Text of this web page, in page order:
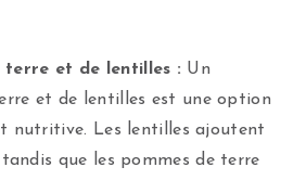
terre et de lentilles : Un
et de lentilles est une option
nutritive. Les lentilles ajoutent
que les pommes de terre